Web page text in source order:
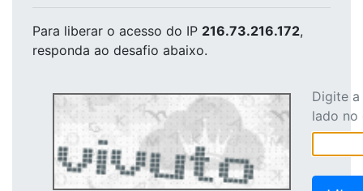
Para liberar o acesso do IP 216.73.216.172,
responda ao desafio abaixo.
Digite
lado no